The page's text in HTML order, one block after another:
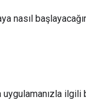
nasıl
ilgili